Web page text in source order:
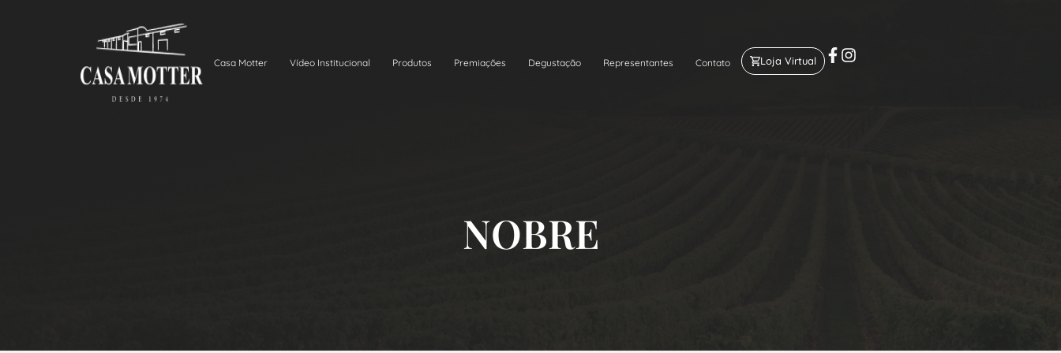
Casa Motter Vídeo Institucional Produtos Premiações Degustação Representantes Contato Loja Virtual
NOBRE